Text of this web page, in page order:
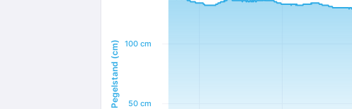
Pegelstand (cm) 50 cm
100 cm